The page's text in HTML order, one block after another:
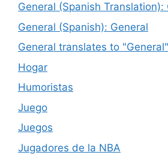
General (Spanish Translation):
General (Spanish): General
General translates to
Hogar
Humoristas
Juego
Juegos
Jugadores de la NBA